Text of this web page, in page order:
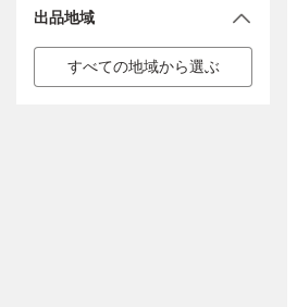
出品地域
すべての地域から選ぶ